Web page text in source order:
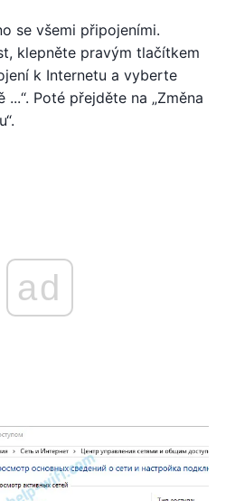
se všemi připojeními.
klepněte pravým tlačítkem
k Internetu a vyberte
...“. Poté přejděte na „Změna
ad